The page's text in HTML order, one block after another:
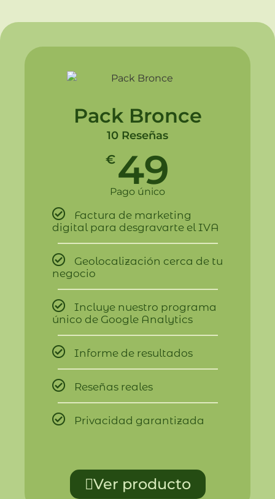
Pack Bronce
10 Reseñas
€ 49
Pago único
Factura de marketing
digital para desgravarte el IVA
Geolocalización cerca de tu
negocio
Incluye nuestro programa
único de Google Analytics
Informe de resultados
Reseñas reales
Privacidad garantizada
Ver producto